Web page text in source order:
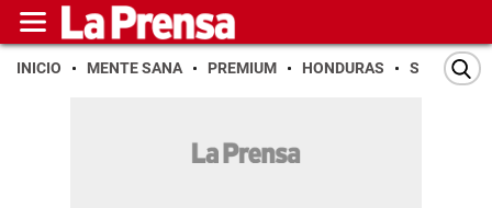
INICIO MENTE SANA PREMIUM HONDURAS SAN PEDRO